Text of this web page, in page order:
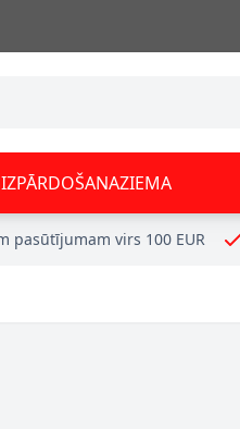
IZPĀRDOŠANAZIEMA
pasūtījumam virs 100 EUR